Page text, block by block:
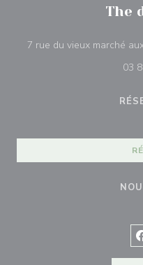
The
7 rue du vieux marché
03